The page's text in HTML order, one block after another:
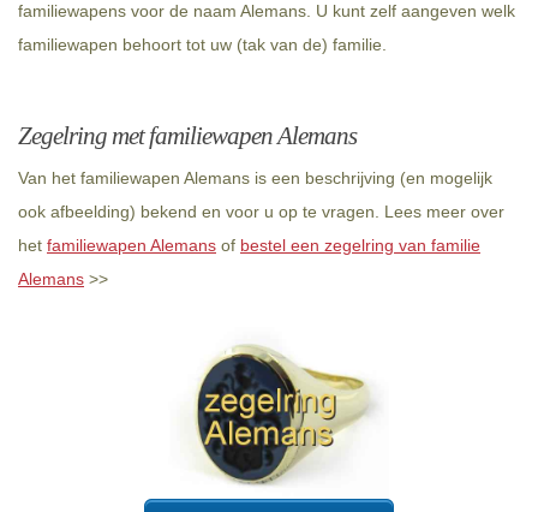
familiewapens voor de naam Alemans. U kunt zelf aangeven welk
familiewapen behoort tot uw (tak van de) familie.
Zegelring met familiewapen Alemans
Van het familiewapen Alemans is een beschrijving (en mogelijk
ook afbeelding) bekend en voor u op te vragen. Lees meer over
het familiewapen Alemans of bestel een zegelring van familie
Alemans >>